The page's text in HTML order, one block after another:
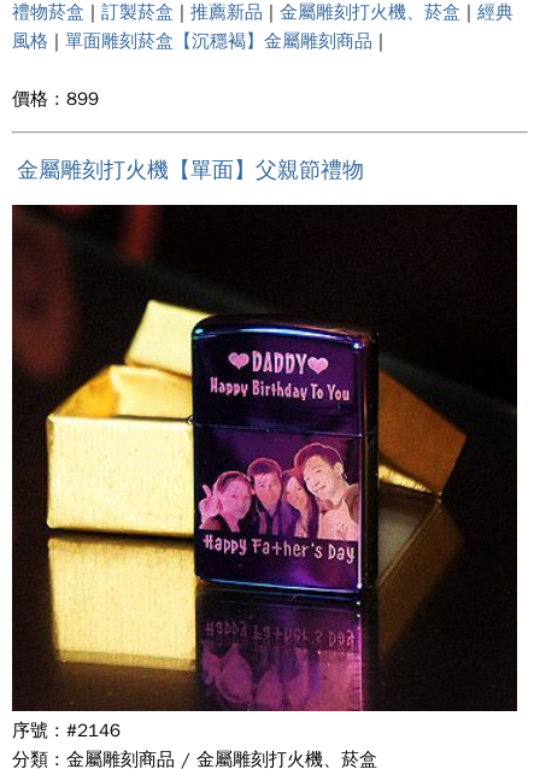
禮物菸盒 | 訂製菸盒 | 推薦新品 | 金屬雕刻打火機、菸盒 | 經典
風格 | 單面雕刻菸盒【沉穩褐】金屬雕刻商品 |
價格 : 899
金屬雕刻打火機【單面】父親節禮物
序號 : #2146
分類 : 金屬雕刻商品 / 金屬雕刻打火機、菸盒